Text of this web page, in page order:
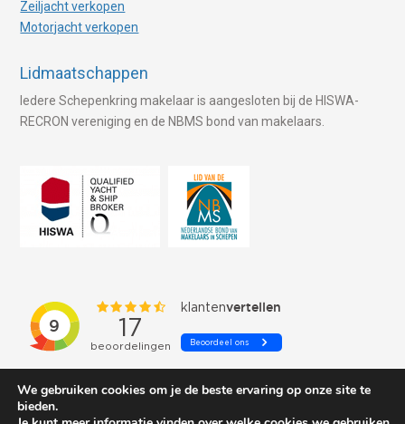
Zeiljacht verkopen
Motorjacht verkopen
Lidmaatschappen
Iedere Schepenkring makelaar is aangesloten bij de HISWA-
RECRON vereniging en de NBMS bond van makelaars.
We gebruiken cookies om je de beste ervaring op onze site te
bieden.